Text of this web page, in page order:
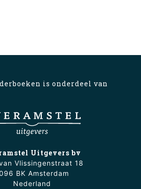
is onderdeel van
Uitgevers bv
Vlissingenstraat 18
BK Amsterdam
Nederland